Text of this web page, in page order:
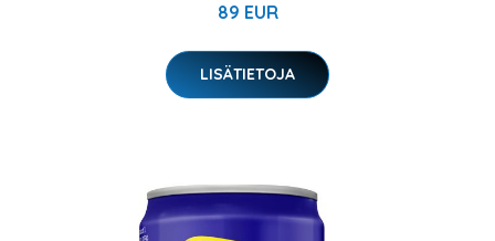
89 EUR
LISÄTIETOJA